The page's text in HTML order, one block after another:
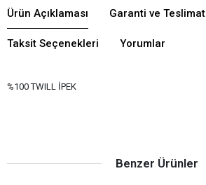
Ürün Açıklaması Garanti ve Teslimat
Taksit Seçenekleri Yorumlar
%100 TWILL İPEK
Benzer Ürünler